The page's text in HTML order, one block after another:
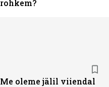
rohkem?
Me oleme jälil viiendal